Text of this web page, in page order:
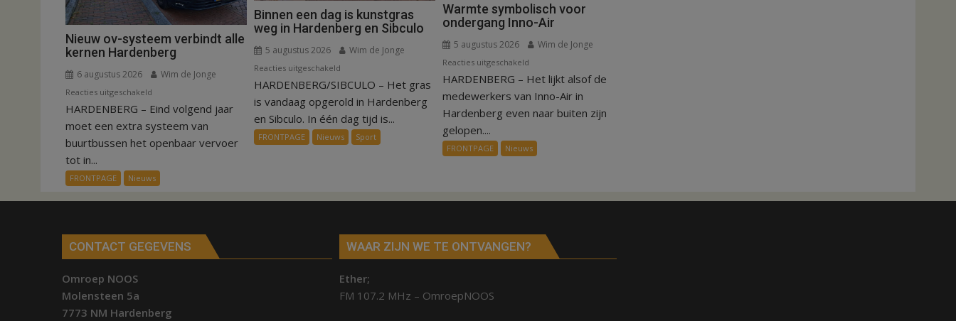
Nieuw ov-systeem verbindt alle
kernen Hardenberg
6 augustus 2026 Wim de Jonge
Reacties uitgeschakeld
Nieuw
ov-
systeem
alle
kernen
Hardenberg
HARDENBERG – Eind volgend jaar
moet een extra systeem van
buurtbussen het openbaar vervoer
tot in...
FRONTPAGE Nieuws
Binnen een dag is kunstgras
weg in Hardenberg en Sibculo
5 augustus 2026 Wim de Jonge
Reacties uitgeschakeld
Binnen
een
dag
is
kunstgras
HARDENBERG/SIBCULO – Het gras
is vandaag opgerold in Hardenberg
en Sibculo. In één dag tijd is...
FRONTPAGE Nieuws Sport
Warmte symbolisch voor
ondergang Inno-Air
5 augustus 2026 Wim de Jonge
Reacties uitgeschakeld
Warmte
symbolisch
Inno-
Air
HARDENBERG – Het lijkt alsof de
medewerkers van Inno-Air in
Hardenberg even naar buiten zijn
gelopen....
FRONTPAGE Nieuws
CONTACT GEGEVENS
Omroep NOOS
Molensteen 5a
7773 NM Hardenberg
WAAR ZIJN WE TE ONTVANGEN?
Ether;
FM 107.2 MHz – OmroepNOOS